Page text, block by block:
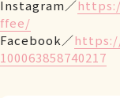
Instagram／
ffee/
Facebook／
100063858740217